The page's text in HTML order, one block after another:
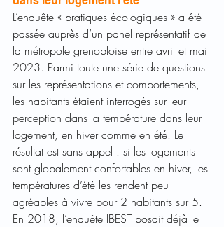
L’enquête « pratiques écologiques » a été
passée auprès d’un panel représentatif de
la métropole grenobloise entre avril et mai
2023. Parmi toute une série de questions
sur les représentations et comportements,
les habitants étaient interrogés sur leur
perception dans la température dans leur
logement, en hiver comme en été. Le
résultat est sans appel : si les logements
sont globalement confortables en hiver, les
températures d’été les rendent peu
agréables à vivre pour 2 habitants sur 5.
En 2018, l’enquête IBEST posait déjà le